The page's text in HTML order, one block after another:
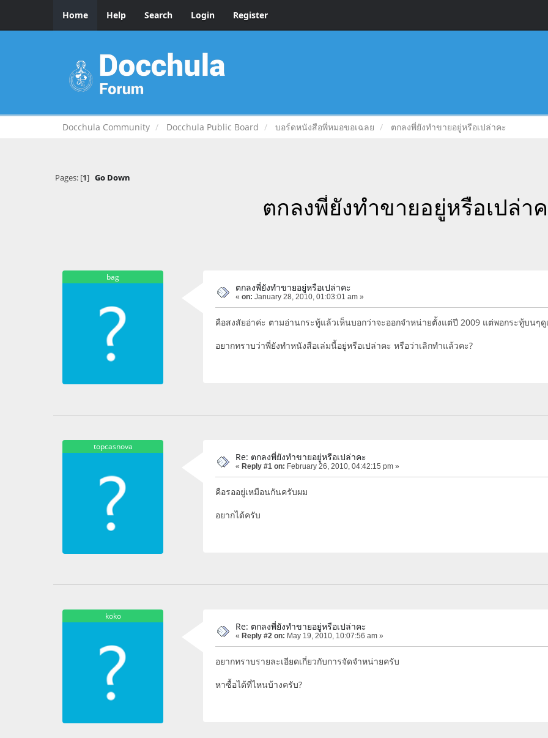
Home Help Search Login Register
Docchula Community Docchula Public Board บอร์ดหนังสือพี่หมอขอเฉลย ตกลงพี่ยังทำขายอยู่หรือเปล่าคะ
Pages: [1] Go Down
ตกลงพี่ยังทำขายอยู่หรือเปล่า
bag
ตกลงพี่ยังทำขายอยู่หรือเปล่าคะ
« on: January 28, 2010, 01:03:01 am »
คือสงสัยอ่าค่ะ ตามอ่านกระทู้แล้วเห็นบอกว่าจะออกจำหน่ายตั้งแต่ปี 2009 แต่พอกระทู้บนๆ
อยากทราบว่าพี่ยังทำหนังสือเล่มนี้อยู่หรือเปล่าคะ หรือว่าเลิกทำแล้วคะ?
topcasnova
Re: ตกลงพี่ยังทำขายอยู่หรือเปล่าคะ
« Reply #1 on: February 26, 2010, 04:42:15 pm »
คือรออยู่เหมือนกันครับผม
อยากได้ครับ
koko
Re: ตกลงพี่ยังทำขายอยู่หรือเปล่าคะ
« Reply #2 on: May 19, 2010, 10:07:56 am »
อยากทราบรายละเอียดเกี่ยวกับการจัดจำหน่ายครับ
หาซื้อได้ที่ไหนบ้างครับ?